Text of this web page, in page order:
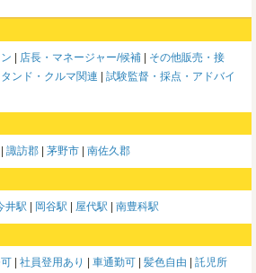
店長・マネージャー/候補
その他販売・接
ンド・クルマ関連
試験監督・採点・アドバイ
諏訪郡 茅野市 南佐久郡
井駅 岡谷駅 屋代駅 南豊科駅
社員登用あり 車通勤可 髪色自由
託児所